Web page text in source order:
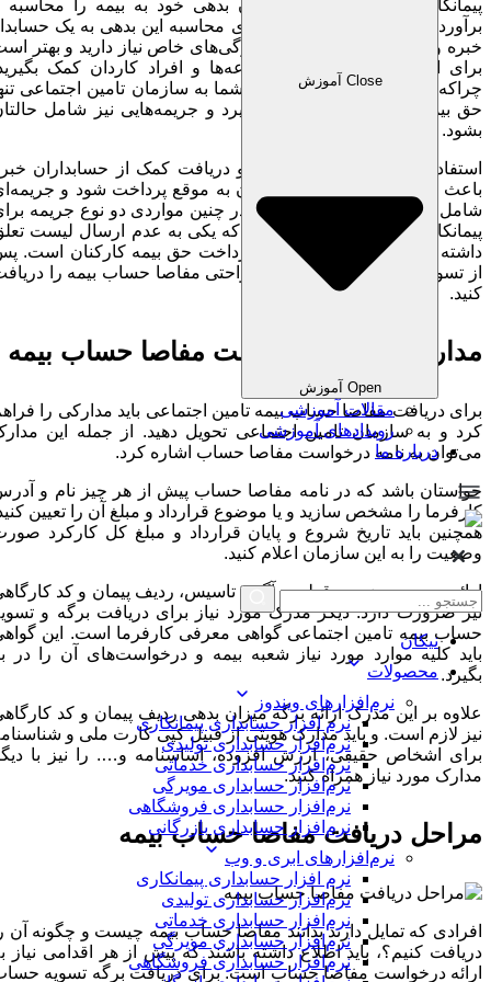
Close آموزش
Open آموزش
مقالات آموزشی
رویدادهای آموزشی
درباره ما
نیکان
محصولات
نرم‌افزارهای ویندوز
نرم افزار حسابداری پیمانکاری
نرم‌افزار حسابداری تولیدی
نرم‌افزار حسابداری خدماتی
نرم‌افزار حسابداری مویرگی
نرم‌افزار حسابداری فروشگاهی
نرم‌افزار حسابداری بازرگانی
نرم‌افزارهای ابری و وب
نرم افزار حسابداری پیمانکاری
نرم‌افزار حسابداری تولیدی
نرم‌افزار حسابداری خدماتی
نرم‌افزار حسابداری مویرگی
نرم‌افزار حسابداری فروشگاهی
پیمانکاران چگونه می‌توانند میزان بدهی خود به بیمه را محاسبه و
برآورد کنند.
حواستان باشد که برای محاسبه این بدهی به یک حسابدار
خبره و
با ویژگی‌های خاص نیاز دارید و بهتر است
برای اجرای این فرایند از مجموعه‌ها و افراد کاردان کمک بگیرید.
چراکه در بسیاری از مواقع بدهی شما به سازمان تامین اجتماعی تنها
حق بیمه کارگران را در بر نمی‌گیرد و جریمه‌هایی نیز شامل حالتان
بشود.
استفاده از نرم افزار حسابداری و دریافت کمک از حسابداران خبره
باعث می‌شود تا حق بیمه کارگران به موقع پرداخت شود و جریمه‌ای
شامل حالتان نشود.
به طور کلی در چنین مواردی دو نوع جریمه برای
پیمانکاران در نظر گرفته می‌شود که یکی به عدم ارسال لیست تعلق
داشته و دیگری جریمه تاخیر در پرداخت حق بیمه کارکنان است. پس
از تسویه این بدهی‌ها می‌توانید به راحتی مفاصا حساب بیمه را دریافت
کنید.
مدارک لازم برای دریافت مفاصا حساب بیمه
برای دریافت مفاصا حساب بیمه تامین اجتماعی باید مدارکی را فراهم
کرد و به سازمان تامین اجتماعی تحویل دهید. از جمله این مدارک
می‌توان به نامه درخواست مفاصا حساب اشاره کرد.
حواستان باشد که در نامه مفاصا حساب پیش از هر چیز نام و آدرس
کارفرما را مشخص سازید و یا موضوع قرارداد و مبلغ آن را تعیین کنید.
همچنین باید تاریخ شروع و پایان قرارداد و مبلغ کل کارکرد صورت
وضعیت را به این سازمان اعلام کنید.
ارائه صورت وضعیت قطعی، آگهی تاسیس، ردیف پیمان و کد کارگاهی
نیز ضرورت دارد. دیگر مدرک مورد نیاز برای دریافت برگه و تسویه
حساب بیمه تامین اجتماعی گواهی معرفی کارفرما است. این گواهی
باید کلیه موارد مورد نیاز شعبه بیمه و درخواست‌های آن را در بر
بگیرد.
علاوه بر این مدرک ارائه برگه میزان بدهی ردیف پیمان و کد کارگاهی
نیز لازم است. و باید مدارک هویتی از قبیل کپی کارت ملی و شناسنامه
برای اشخاص حقیقی، ارزش افزوده، اساسنامه و…. را نیز با دیگر
مدارک مورد نیاز همراه کنید.
مراحل دریافت مفاصا حساب بیمه
افرادی که تمایل دارند بدانند مفاصا حساب بیمه چیست و چگونه آن را
دریافت کنیم؟، باید اطلاع داشته باشند که پیش از هر اقدامی نیاز به
ارائه درخواست مفاصا حساب است. برای دریافت برگه تسویه حساب